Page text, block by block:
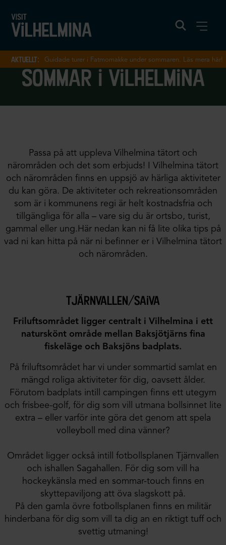
aktuellt: Guidade turer i Fatmomakke under sommaren. Läs mera här!
sommar i vilhelmina
Passa på att uppleva Vilhelmina tätort och
närområden och det som erbjuds! I Vilhelmina tätort
och närområden finns en uppsjö av härliga aktiviteter
du kan göra. De aktiviteter och rekreationsområden
som är i kommunens regi är helt kostnadsfria och
tillgängliga för alla – vare sig du är ortsbo, turist,
gammal eller ung.Här nedan kan ni få lite olika tips på
vad ni kan hitta på när ni befinner er i Vilhelmina tätort
och närområden.
tjärnvallen/saiva
Friluftsområdet ligger centralt i Vilhelmina i ett
naturskönt område mellan Baksjötjärns fina
fiskeläge och Baksjöns badplats.
På friluftsområdet har vi under sommartid samlat en
mängd roliga aktiviteter för dig, oavsett ålder.
Förutom badplats intill campingen finns ett utegym
och frisbee-golf, för dig som vill utmana bollsinnet lite
extra – eller varför inte göra det genom att spela
volleyboll med dina vänner?
Området ligger också intill fotbollsplanen Tjärnvallen
och ishallen Sagahallen. För dig som vill ha
hockeykänsla med en sommar-touch finns en
skyttepaviljong att öva slagskott på.
På den gamla övre fotbollsplanen finns en militär
hinderbana för dig som vill ta dig an en riktigt tuff och
svettig utmaning!